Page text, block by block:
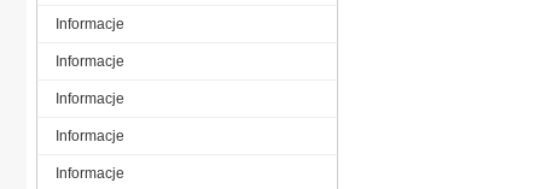
Informacje
Informacje
Informacje
Informacje
Informacje